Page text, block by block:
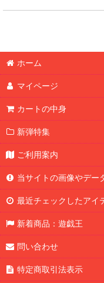
ホーム
マイページ
カートの中身
新弾特集
ご利用案内
当サイトの画像やデー
最近チェックしたアイ
新着商品：遊戯王
問い合わせ
特定商取引法表示